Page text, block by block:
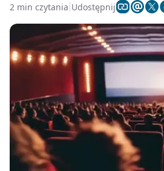
2 min czytania Udostępnij